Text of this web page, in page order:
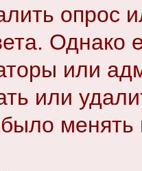
опрос
Однако
или
или